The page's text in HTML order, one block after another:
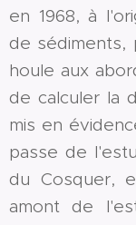
en 1968, à
de sédiments,
houle aux
de calculer la
mis en
passe de
du Cosquer,
amont de